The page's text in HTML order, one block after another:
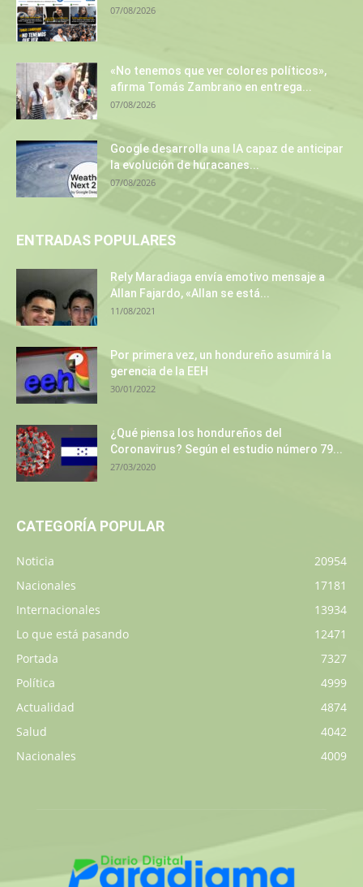
07/08/2026
«No tenemos que ver colores políticos»,
afirma Tomás Zambrano en entrega...
07/08/2026
Google desarrolla una IA capaz de anticipar
la evolución de huracanes...
07/08/2026
ENTRADAS POPULARES
Rely Maradiaga envía emotivo mensaje a
Allan Fajardo, «Allan se está...
11/08/2021
Por primera vez, un hondureño asumirá la
gerencia de la EEH
30/01/2022
¿Qué piensa los hondureños del
Coronavirus? Según el estudio número 79...
27/03/2020
CATEGORÍA POPULAR
Noticia
20954
Nacionales
17181
Internacionales
13934
Lo que está pasando
12471
Portada
7327
Política
4999
Actualidad
4874
Salud
4042
Nacionales
4009